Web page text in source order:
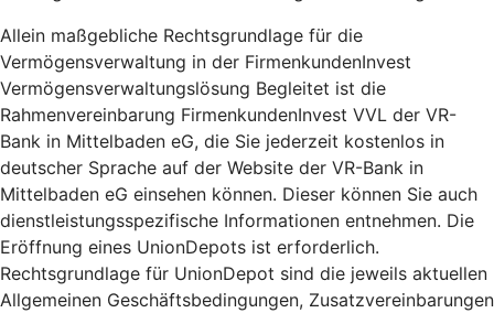
Allein maßgebliche Rechtsgrundlage für die
Vermögensverwaltung in der FirmenkundenInvest
Vermögensverwaltungslösung Begleitet ist die
Rahmenvereinbarung FirmenkundenInvest VVL der VR-
Bank in Mittelbaden eG, die Sie jederzeit kostenlos in
deutscher Sprache auf der Website der VR-Bank in
Mittelbaden eG einsehen können. Dieser können Sie auch
dienstleistungsspezifische Informationen entnehmen. Die
Eröffnung eines UnionDepots ist erforderlich.
Rechtsgrundlage für UnionDepot sind die jeweils aktuellen
Allgemeinen Geschäftsbedingungen, Zusatzvereinbarungen